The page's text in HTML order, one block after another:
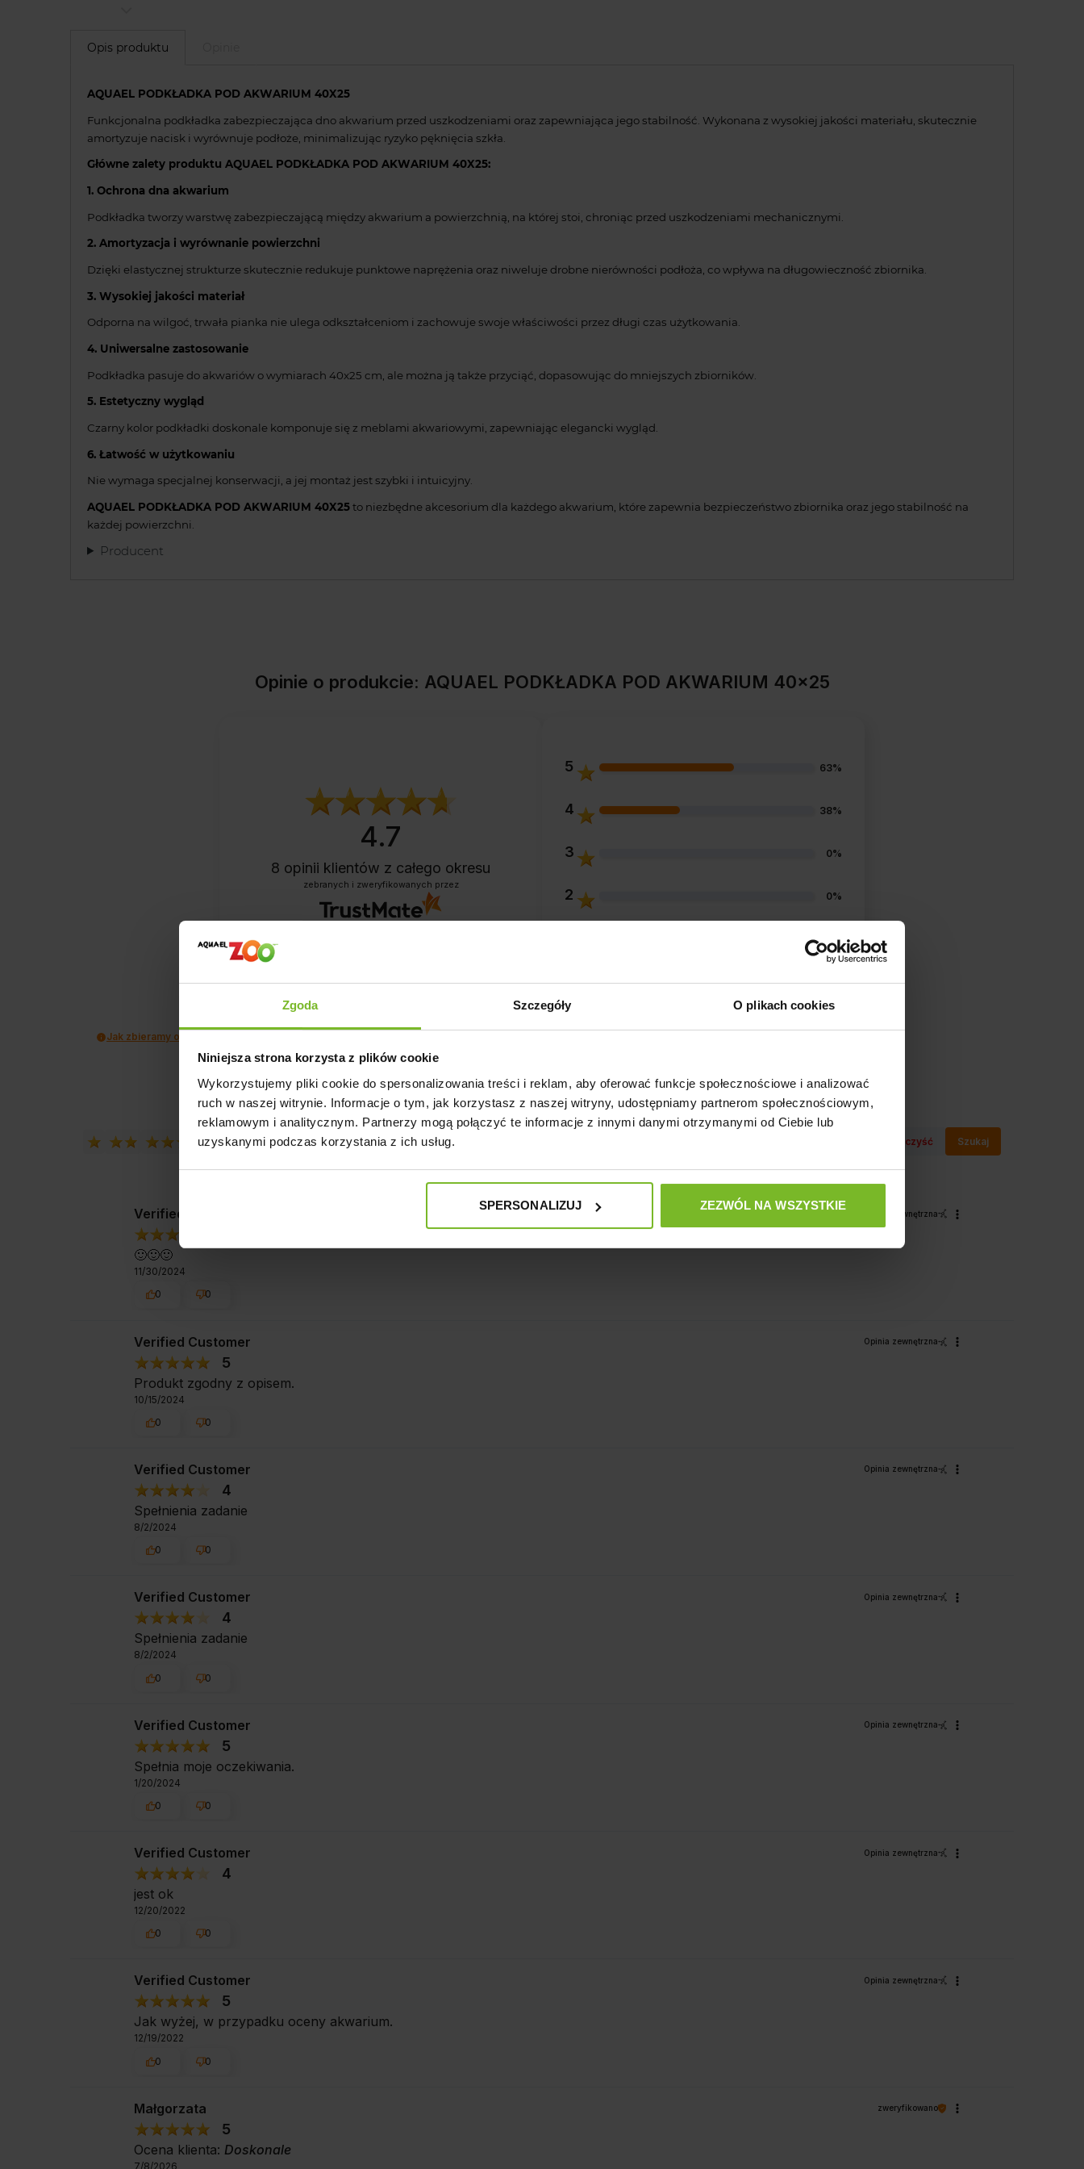
Zgoda Szczegóły O plikach cookies
Niniejsza strona korzysta z plików cookie
Wykorzystujemy pliki cookie do spersonalizowania treści i reklam, aby oferować funkcje społecznościowe i analizować
ruch w naszej witrynie. Informacje o tym, jak korzystasz z naszej witryny, udostępniamy partnerom społecznościowym,
reklamowym i analitycznym. Partnerzy mogą połączyć te informacje z innymi danymi otrzymanymi od Ciebie lub
uzyskanymi podczas korzystania z ich usług.
SPERSONALIZUJ ZEZWÓL NA WSZYSTKIE
Opis produktu
AQUAEL PODKŁADKA POD AKWARIUM 40X25
Funkcjonalna podkładka zabezpieczająca dno akwarium przed uszkodzeniami oraz zapewniająca jego stabilność. Wykonana z wysokiej jakości materiału, skutecznie
amortyzuje nacisk i wyrównuje podłoże, minimalizując ryzyko pęknięcia szkła.
Główne zalety produktu AQUAEL PODKŁADKA POD AKWARIUM 40X25:
1. Ochrona dna akwarium
Podkładka tworzy warstwę zabezpieczającą między akwarium a powierzchnią, na której stoi, chroniąc przed uszkodzeniami mechanicznymi.
2. Amortyzacja i wyrównanie powierzchni
Dzięki elastycznej strukturze skutecznie redukuje punktowe naprężenia oraz niweluje drobne nierówności podłoża, co wpływa na długowieczność zbiornika.
3. Wysokiej jakości materiał
Odporna na wilgoć, trwała pianka nie ulega odkształceniom i zachowuje swoje właściwości przez długi czas użytkowania.
4. Uniwersalne zastosowanie
Podkładka pasuje do akwariów o wymiarach 40x25 cm, ale można ją także przyciąć, dopasowując do mniejszych zbiorników.
5. Estetyczny wygląd
Czarny kolor podkładki doskonale komponuje się z meblami akwariowymi, zapewniając elegancki wygląd.
6. Łatwość w użytkowaniu
Nie wymaga specjalnej konserwacji, a jej montaż jest szybki i intuicyjny.
AQUAEL PODKŁADKA POD AKWARIUM 40X25to niezbędne akcesorium dla każdego akwarium, które zapewnia bezpieczeństwo zbiornika oraz jego stabilność na
każdej powierzchni.
Producent
Opinie o produkcie: AQUAEL PODKŁADKA POD AKWARIUM 40x25
4.7
8 opinii klientów z całego okresu
zebranych i zweryfikowanych przez
5 63%
4 38%
3 0%
2 0%
0%
Jak zbieramy opinie?
Opinie klientów
Wyczyść Szukaj
Verified Customer Opinia zewnętrzna
🙂🙂🙂
11/30/2024
0
0
Verified Customer Opinia zewnętrzna
5
Produkt zgodny z opisem.
10/15/2024
0
0
Verified Customer Opinia zewnętrzna
4
Spełnienia zadanie
8/2/2024
0
0
Verified Customer Opinia zewnętrzna
4
Spełnienia zadanie
8/2/2024
0
0
Verified Customer Opinia zewnętrzna
5
Spełnia moje oczekiwania.
1/20/2024
0
0
Verified Customer Opinia zewnętrzna
4
jest ok
12/20/2022
0
0
Verified Customer Opinia zewnętrzna
5
Jak wyżej, w przypadku oceny akwarium.
12/19/2022
0
0
Małgorzata zweryfikowano
5
Ocena klienta: Doskonale
7/8/2026